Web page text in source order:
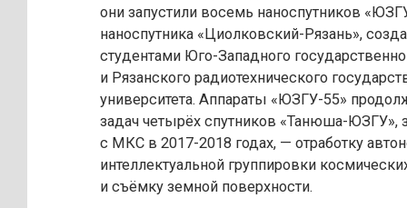
они запустили восемь наноспутников
наноспутника «Циолковский-Рязань»,
студентами Юго-Западного
и Рязанского радиотехнического
университета. Аппараты «ЮЗГУ-55»
задач четырёх спутников «Танюша-ЮЗГУ»,
с МКС в 2017-2018 годах, — отработку
интеллектуальной группировки
и съёмку земной поверхности.